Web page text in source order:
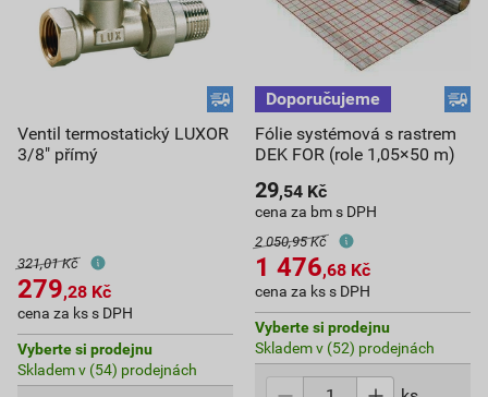
Ventil termostatický LUXOR
3/8" přímý
321,01 Kč
279,28 Kč
cena za ks s DPH
Vyberte si prodejnu
Skladem v (54) prodejnách
Fólie systémová s rastrem
DEK FOR (role 1,05×50 m)
29,54 Kč
cena za bm s DPH
2 050,95 Kč
1 476,68 Kč
cena za ks s DPH
Vyberte si prodejnu
Skladem v (52) prodejnách